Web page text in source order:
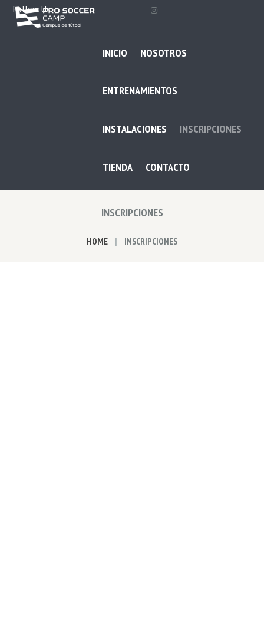
Follow Us
INICIO NOSOTROS
ENTRENAMIENTOS
INSTALACIONES INSCRIPCIONES
TIENDA CONTACTO
INSCRIPCIONES
HOME INSCRIPCIONES